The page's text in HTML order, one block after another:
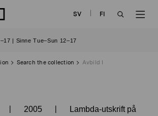
SV
FI
| Sinne Tue–Sun 12–17
Search the collection Avbild I
| 2005 |
Lambda-utskrift på